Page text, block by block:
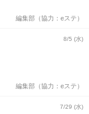
編集部（協力：eステ）
8/5 (水)
編集部（協力：eステ）
7/29 (水)